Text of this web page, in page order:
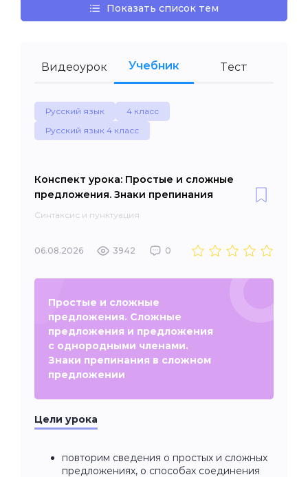
Показать список тем
Видеоурок Учебник Тест
Русский язык
4 класс
Русский язык 4 класс
Конспект урока: Простые и сложные
предложения. Знаки препинания
Синтаксис и пунктуация
06.08.2026 3942 0
Простые и сложные
предложения. Сложные
предложения и предложения
с однородными членами.
Знаки препинания в сложном
предложении
Цели урока
повторим сведения о простых и сложных
предложениях, о способах соединения